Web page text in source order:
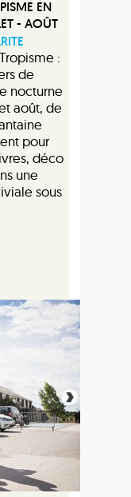
EN
- AOÛT
:
de
nocturne
août, de
pour
déco
une
sous